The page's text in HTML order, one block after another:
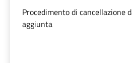
Procedimento di cancellazione
aggiunta